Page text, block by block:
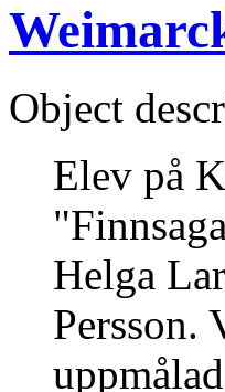
Object
Elev på
Helga
Persson.